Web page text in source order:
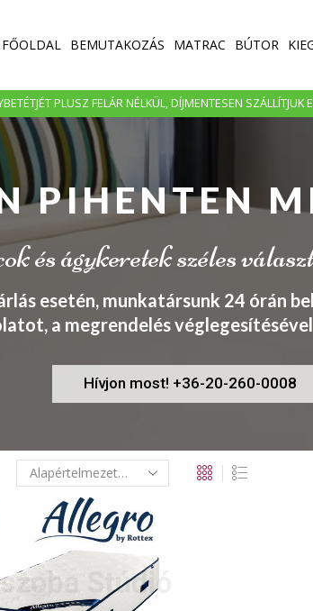
FŐOLDAL BEMUTAKOZÁS MATRAC BÚTOR
PLUSZ FELÁR NÉLKÜL, DÍJMENTESEN SZÁLLÍTJUK
PIHENTEN
és ágykeretek széles
esetén, munkatársunk 24 órán
a megrendelés
Hívjon most! +36-20-260-0008